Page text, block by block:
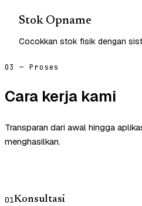
Stok Opname
Cocokkan stok fisik dengan
03 — Proses
Cara kerja kami
Transparan dari awal hingga
menghasilkan.
01Konsultasi